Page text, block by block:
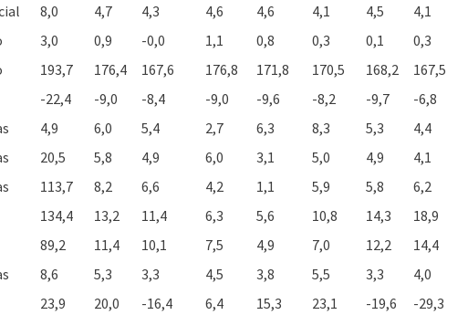
8,0 4,7 4,3 4,6 4,6 4,1 4,5 4,1
3,0 0,9 -0,0 1,1 0,8 0,3 0,1 0,3
193,7 176,4 167,6 176,8 171,8 170,5 168,2 167,5
-22,4 -9,0 -8,4 -9,0 -9,6 -8,2 -9,7 -6,8
4,9 6,0 5,4 2,7 6,3 8,3 5,3 4,4
20,5 5,8 4,9 6,0 3,1 5,0 4,9 4,1
113,7 8,2 6,6 4,2 1,1 5,9 5,8 6,2
134,4 13,2 11,4 6,3 5,6 10,8 14,3 18,9
89,2 11,4 10,1 7,5 4,9 7,0 12,2 14,4
8,6 5,3 3,3 4,5 3,8 5,5 3,3 4,0
23,9 20,0 -16,4 6,4 15,3 23,1 -19,6 -29,3